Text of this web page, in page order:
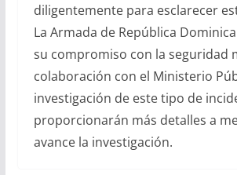
diligentemente para esclarecer
La Armada de República
su compromiso con la seguridad
colaboración con el Ministerio
investigación de este tipo de
proporcionarán más detalles a
avance la investigación.